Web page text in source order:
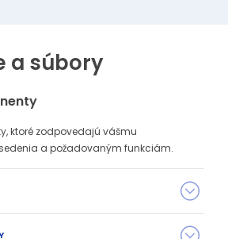
a súbory
ktoré zodpovedajú vášmu
a požadovaným funkciám.